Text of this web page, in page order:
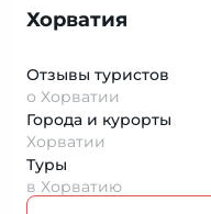
Хорватия
Отзывы туристов
о Хорватии
Города и курорты
Хорватии
Туры
в Хорватию